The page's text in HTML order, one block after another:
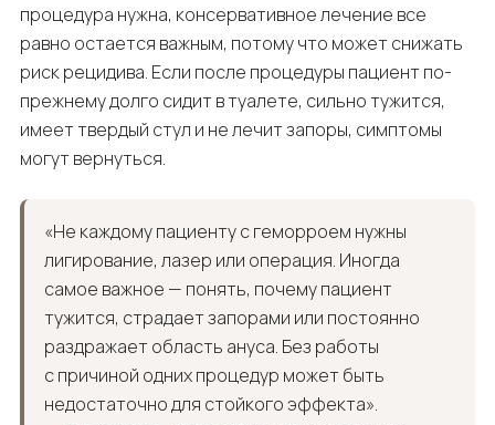
процедура нужна, консервативное лечение все
равно остается важным, потому что может снижать
риск рецидива. Если после процедуры пациент по-
прежнему долго сидит в туалете, сильно тужится,
имеет твердый стул и не лечит запоры, симптомы
могут вернуться.
«Не каждому пациенту с геморроем нужны
лигирование, лазер или операция. Иногда
самое важное — понять, почему пациент
тужится, страдает запорами или постоянно
раздражает область ануса. Без работы
с причиной одних процедур может быть
недостаточно для стойкого эффекта».